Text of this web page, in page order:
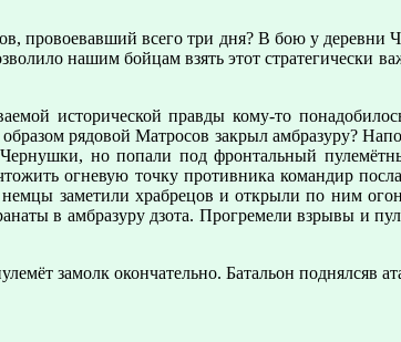
провоевавший всего три дня? В бою у деревни
нашим бойцам взять этот стратегически
исторической правды кому-то
рядовой Матросов закрыл амбразуру?
но попали под фронтальный
огневую точку противника командир
немцы заметили храбрецов и открыли по ним
в амбразуру дзота. Прогремели взрывы и
замолк окончательно. Батальон поднялсяв